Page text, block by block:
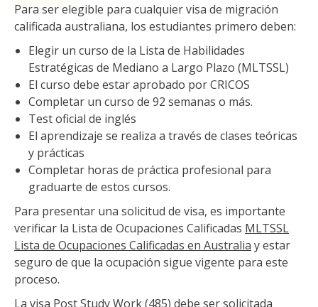
Para ser elegible para cualquier visa de migración
calificada australiana, los estudiantes primero deben:
Elegir un curso de la Lista de Habilidades
Estratégicas de Mediano a Largo Plazo (MLTSSL)
El curso debe estar aprobado por CRICOS
Completar un curso de 92 semanas o más.
Test oficial de inglés
El aprendizaje se realiza a través de clases teóricas
y prácticas
Completar horas de práctica profesional para
graduarte de estos cursos.
Para presentar una solicitud de visa, es importante
verificar la Lista de Ocupaciones Calificadas MLTSSL
Lista de Ocupaciones Calificadas en Australia y estar
seguro de que la ocupación sigue vigente para este
proceso.
La visa Post Study Work (485) debe ser solicitada